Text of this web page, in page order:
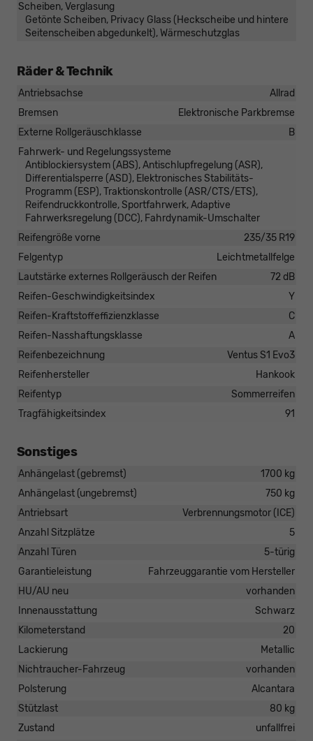
Scheiben, Verglasung
Getönte Scheiben, Privacy Glass (Heckscheibe und hintere
Seitenscheiben abgedunkelt), Wärmeschutzglas
Räder & Technik
Antriebsachse
Allrad
Bremsen
Elektronische Parkbremse
Externe Rollgeräuschklasse
B
Fahrwerk- und Regelungssysteme
Antiblockiersystem (ABS), Antischlupfregelung (ASR),
Differentialsperre (ASD), Elektronisches Stabilitäts-
Programm (ESP), Traktionskontrolle (ASR/CTS/ETS),
Reifendruckkontrolle, Sportfahrwerk, Adaptive
Fahrwerksregelung (DCC), Fahrdynamik-Umschalter
Reifengröße vorne
235/35 R19
Felgentyp
Leichtmetallfelge
Lautstärke externes Rollgeräusch der Reifen
72 dB
Reifen-Geschwindigkeitsindex
Y
Reifen-Kraftstoffeffizienzklasse
C
Reifen-Nasshaftungsklasse
A
Reifenbezeichnung
Ventus S1 Evo3
Reifenhersteller
Hankook
Reifentyp
Sommerreifen
Tragfähigkeitsindex
91
Sonstiges
Anhängelast (gebremst)
1700 kg
Anhängelast (ungebremst)
750 kg
Antriebsart
Verbrennungsmotor (ICE)
Anzahl Sitzplätze
5
Anzahl Türen
5-türig
Garantieleistung
Fahrzeuggarantie vom Hersteller
HU/AU neu
vorhanden
Innenausstattung
Schwarz
Kilometerstand
20
Lackierung
Metallic
Nichtraucher-Fahrzeug
vorhanden
Polsterung
Alcantara
Stützlast
80 kg
Zustand
unfallfrei